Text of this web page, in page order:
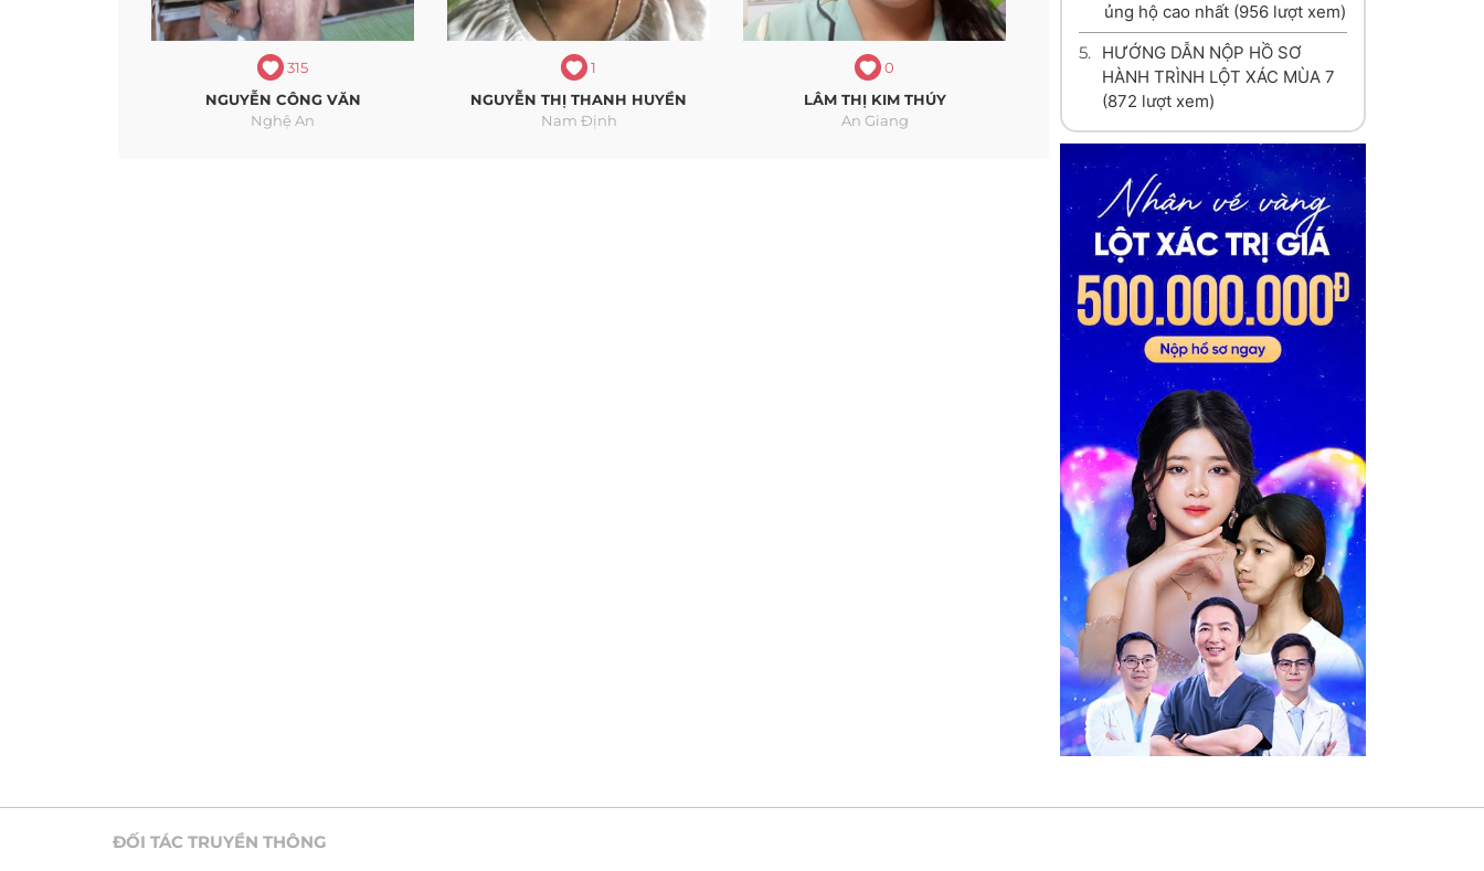
ủng hộ cao nhất (956 lượt xem)
5.
HƯỚNG DẪN NỘP HỒ SƠ
HÀNH TRÌNH LỘT XÁC MÙA 7
(872 lượt xem)
315
NGUYỄN CÔNG VĂN
Nghệ An
1
NGUYỄN THỊ THANH HUYỀN
Nam Định
0
LÂM THỊ KIM THÚY
An Giang
ĐỐI TÁC TRUYỀN THÔNG